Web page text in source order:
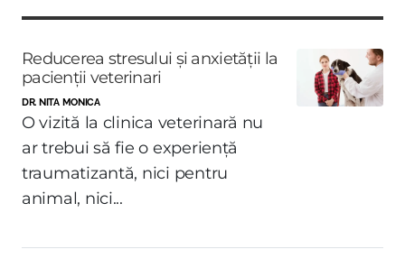
Reducerea stresului și anxietății la
pacienții veterinari
DR. NITA MONICA
O vizită la clinica veterinară nu
ar trebui să fie o experiență
traumatizantă, nici pentru
animal, nici...